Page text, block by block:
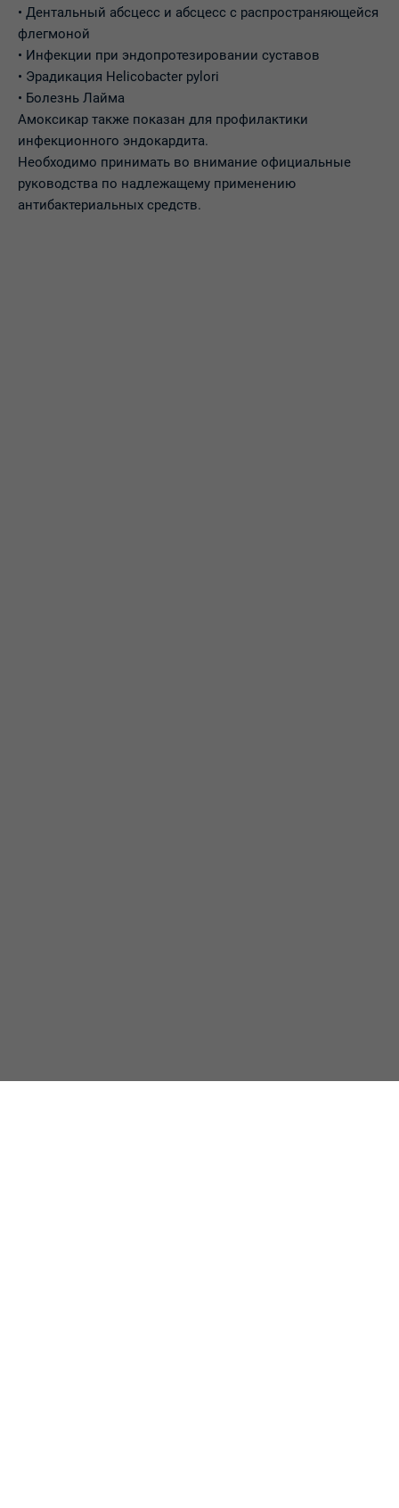
• Дентальный абсцесс и абсцесс с распространяющейся
флегмоной
• Инфекции при эндопротезировании суставов
• Эрадикация Helicobacter pylori
• Болезнь Лайма
Амоксикар также показан для профилактики
инфекционного эндокардита.
Необходимо принимать во внимание официальные
руководства по надлежащему применению
антибактериальных средств.